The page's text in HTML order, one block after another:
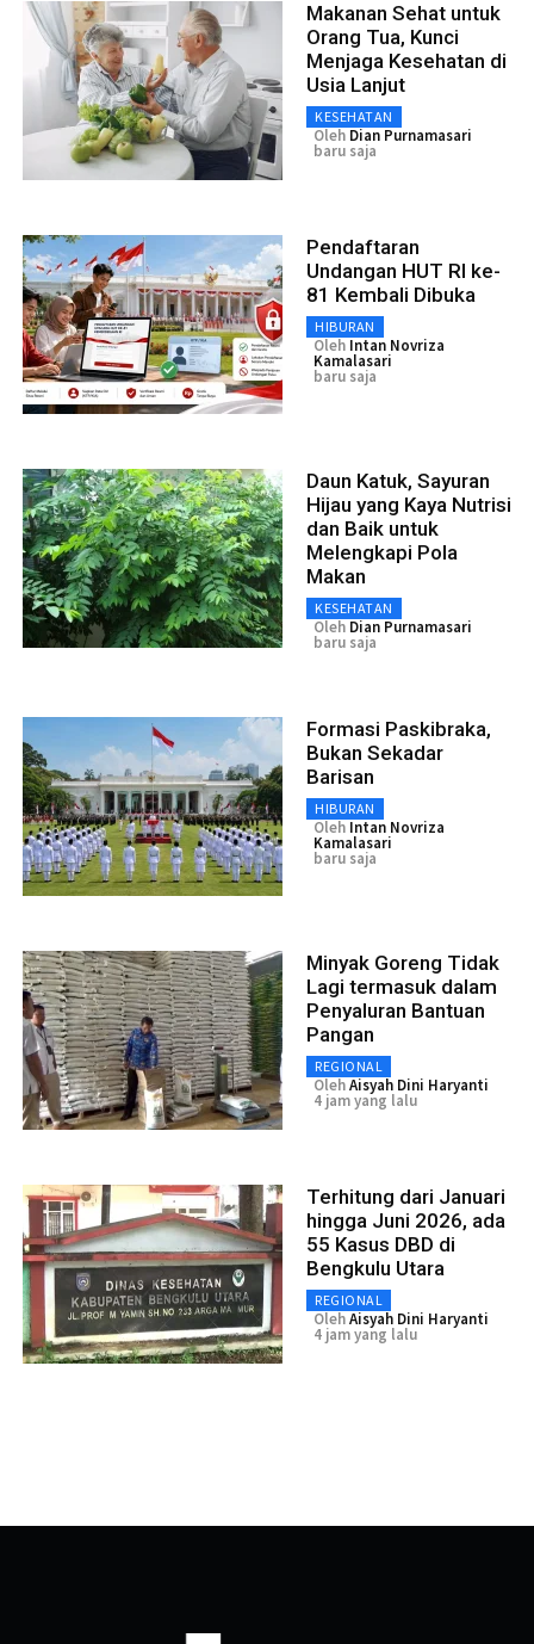
Makanan Sehat untuk
Orang Tua, Kunci
Menjaga Kesehatan di
Usia Lanjut
KESEHATAN
Oleh Dian Purnamasari
baru saja
Pendaftaran
Undangan HUT RI ke-
81 Kembali Dibuka
HIBURAN
Oleh Intan Novriza
Kamalasari
baru saja
Daun Katuk, Sayuran
Hijau yang Kaya Nutrisi
dan Baik untuk
Melengkapi Pola
Makan
KESEHATAN
Oleh Dian Purnamasari
baru saja
Formasi Paskibraka,
Bukan Sekadar
Barisan
HIBURAN
Oleh Intan Novriza
Kamalasari
baru saja
Minyak Goreng Tidak
Lagi termasuk dalam
Penyaluran Bantuan
Pangan
REGIONAL
OlehAisyah Dini Haryanti
4 jam yang lalu
Terhitung dari Januari
hingga Juni 2026, ada
55 Kasus DBD di
Bengkulu Utara
REGIONAL
OlehAisyah Dini Haryanti
4 jam yang lalu